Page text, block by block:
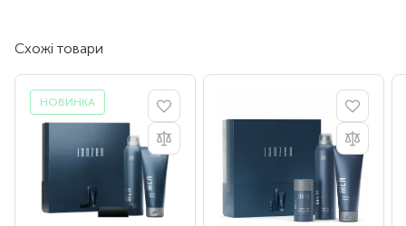
Схожі товари
НОВИНКА